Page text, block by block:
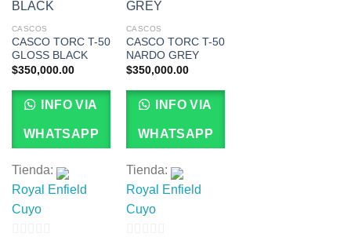
CASCOS
CASCO TORC T-50
GLOSS BLACK
$350,000.00
INFO VIA
WHATSAPP
Tienda:
Royal Enfield
Cuyo
CASCOS
CASCO TORC T-50
NARDO GREY
$350,000.00
INFO VIA
WHATSAPP
Tienda:
Royal Enfield
Cuyo